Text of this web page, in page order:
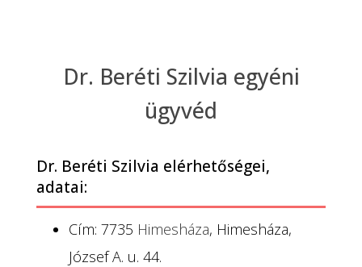
Dr. Beréti Szilvia egyéni
ügyvéd
Dr. Beréti Szilvia elérhetőségei,
adatai:
Cím: 7735 Himesháza, Himesháza,
József A. u. 44.